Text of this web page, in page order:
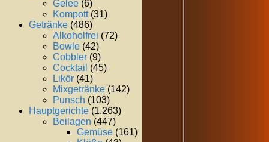
Gelee (6)
Kompott(31)
Getränke (486)
Alkoholfrei (72)
Bowle (42)
Cobbler (9)
Cocktail (45)
Likör (41)
Mixgetränke (142)
Punsch (103)
Hauptgerichte (1.263)
Beilagen (447)
Gemüse (161)